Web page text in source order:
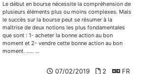
Le début en bourse nécessite la compréhension de
plusieurs éléments plus ou moins complexes. Mais
le succès sur la bourse peut se résumer à la
maîtrise de deux notions les plus fondamentales
que sont : 1- acheter la bonne action au bon
moment et 2- vendre cette bonne action au bon
moment. ..... ...
07/02/2019 2 FR